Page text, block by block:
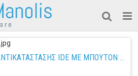
ΜΗΧΑΝΙΣΜΟΣ ΑΕΡΟΣ ΑΝΤΙΚΑΤΑΣΤΑΣΗΣ IDE ME ΜΠΟΥΤΟΝ Π. ΤΥΠΟΥ